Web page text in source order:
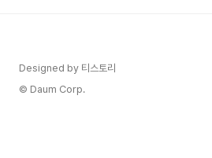
Designed by 티스토리
© Daum Corp.